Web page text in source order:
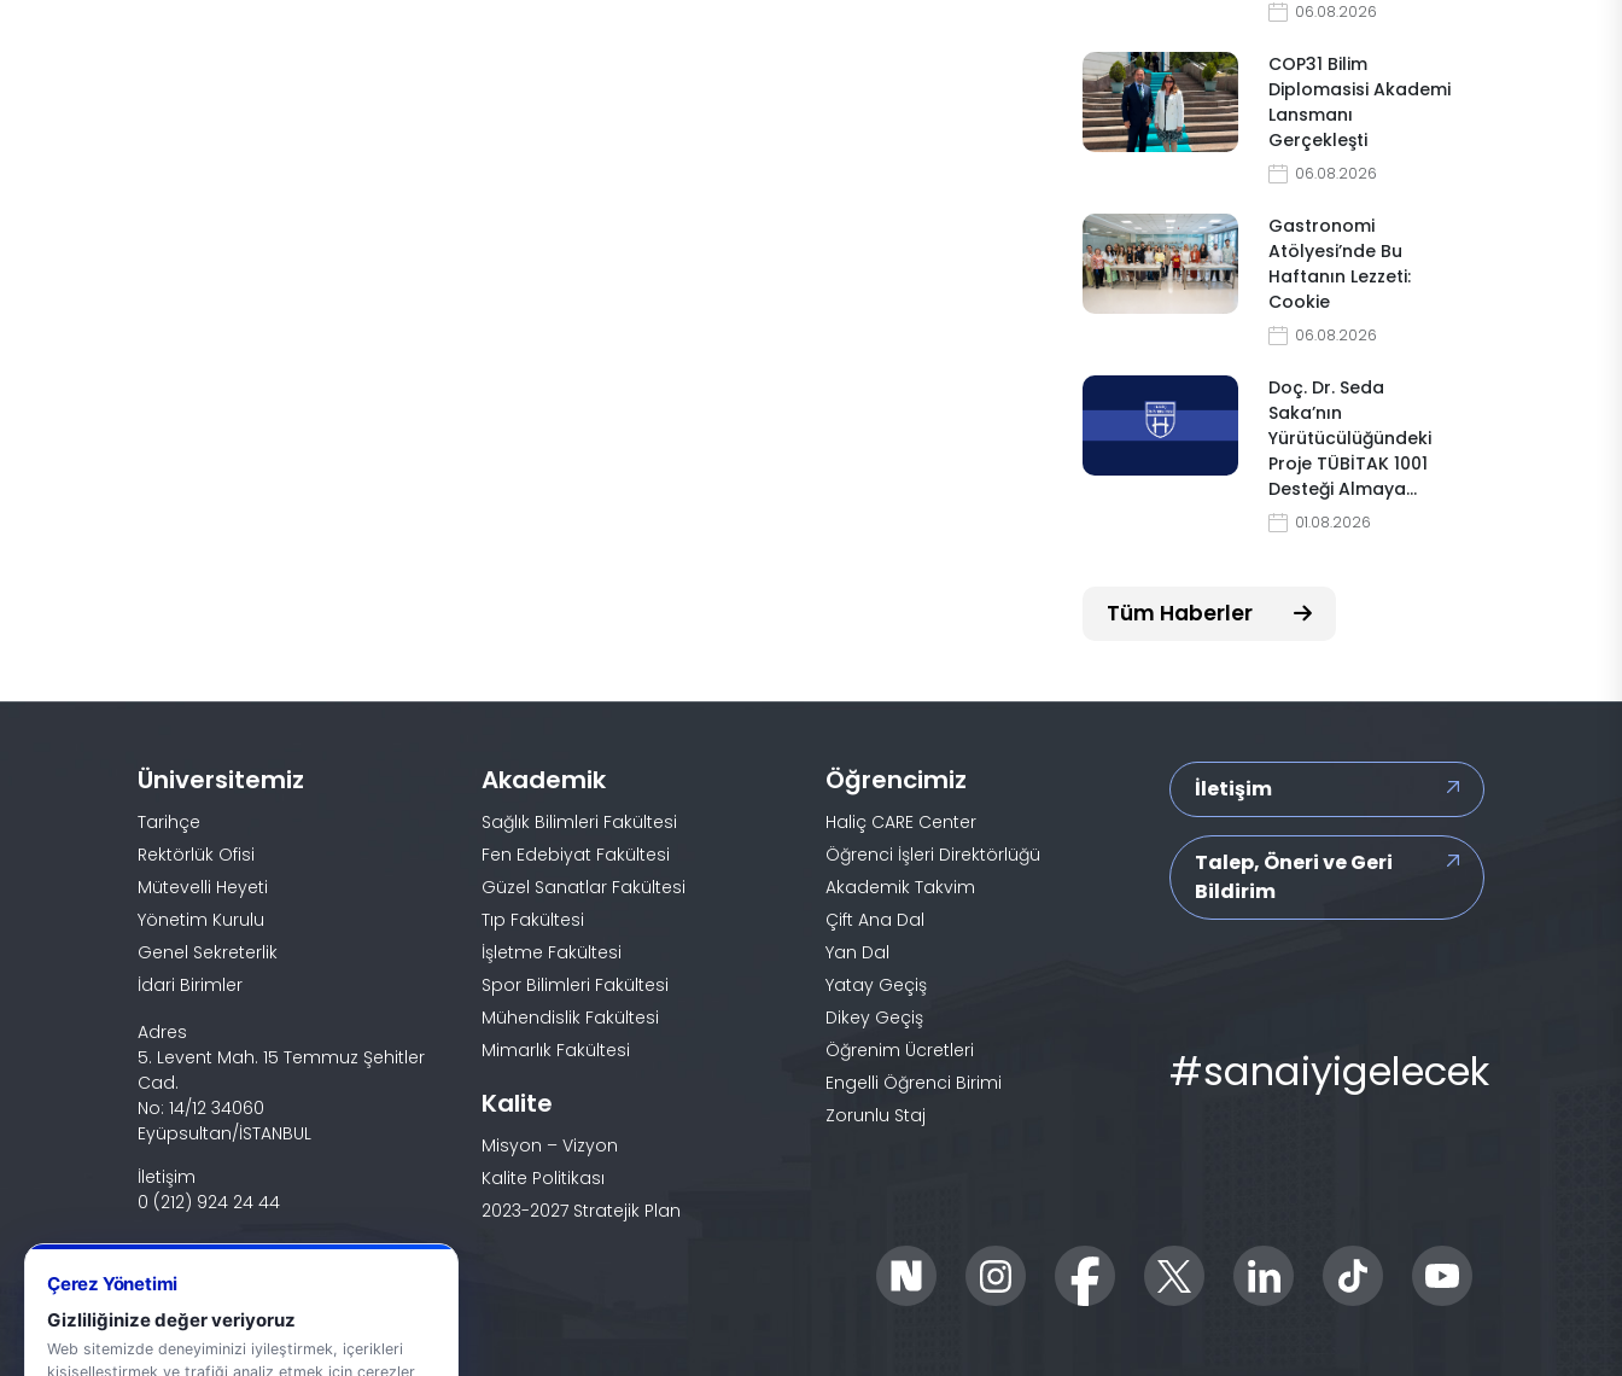
06.08.2026
COP31 Bilim
Diplomasisi Akademi
Lansmanı
Gerçekleşti
06.08.2026
Gastronomi
Atölyesi’nde Bu
Haftanın Lezzeti:
Cookie
06.08.2026
Doç. Dr. Seda
Saka’nın
Yürütücülüğündeki
Proje TÜBİTAK 1001
Desteği Almaya…
01.08.2026
Tüm Haberler
Üniversitemiz
Tarihçe
Rektörlük Ofisi
Mütevelli Heyeti
Yönetim Kurulu
Genel Sekreterlik
İdari Birimler
Adres
5. Levent Mah. 15 Temmuz Şehitler
Cad.
No: 14/12 34060
Eyüpsultan/İSTANBUL
İletişim
0 (212) 924 24 44
Akademik
Sağlık Bilimleri Fakültesi
Fen Edebiyat Fakültesi
Güzel Sanatlar Fakültesi
Tıp Fakültesi
İşletme Fakültesi
Spor Bilimleri Fakültesi
Mühendislik Fakültesi
Mimarlık Fakültesi
Kalite
Misyon – Vizyon
Kalite Politikası
2023-2027 Stratejik Plan
Öğrencimiz
Haliç CARE Center
Öğrenci İşleri Direktörlüğü
Akademik Takvim
Çift Ana Dal
Yan Dal
Yatay Geçiş
Dikey Geçiş
Öğrenim Ücretleri
Engelli Öğrenci Birimi
Zorunlu Staj
İletişim
Talep, Öneri ve Geri
Bildirim
#sanaiyigelecek
Çerez Yönetimi
Gizliliğinize değer veriyoruz
Web sitemizde deneyiminizi iyileştirmek, içerikleri
kişiselleştirmek ve trafiği analiz etmek için çerezler